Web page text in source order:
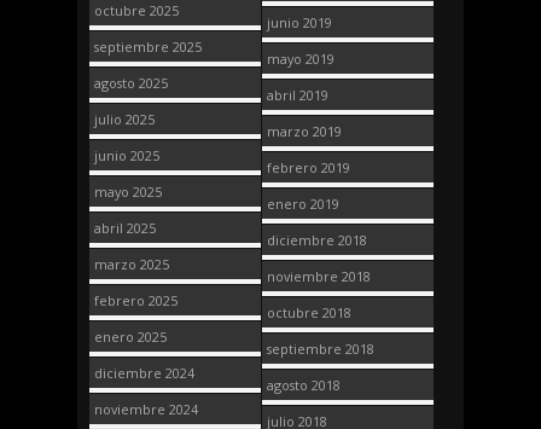
octubre 2025
septiembre 2025
agosto 2025
julio 2025
junio 2025
mayo 2025
abril 2025
marzo 2025
febrero 2025
enero 2025
diciembre 2024
noviembre 2024
junio 2019
mayo 2019
abril 2019
marzo 2019
febrero 2019
enero 2019
diciembre 2018
noviembre 2018
octubre 2018
septiembre 2018
agosto 2018
julio 2018